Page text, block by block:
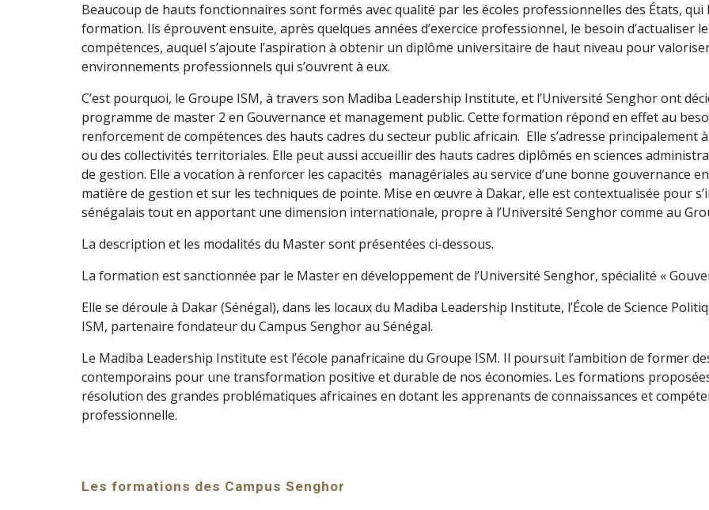
Beaucoup de hauts fonctionnaires sont formés avec qualité par les écoles professionnelles des États,
formation. Ils éprouvent ensuite, après quelques années d’exercice professionnel, le besoin d’actualiser
compétences, auquel s’ajoute l’aspiration à obtenir un diplôme universitaire de haut niveau pour
environnements professionnels qui s’ouvrent à eux.
C’est pourquoi, le Groupe ISM, à travers son Madiba Leadership Institute, et l’Université Senghor ont
programme de master 2 en Gouvernance et management public. Cette formation répond en effet au
renforcement de compétences des hauts cadres du secteur public africain. Elle s’adresse principalement
ou des collectivités territoriales. Elle peut aussi accueillir des hauts cadres diplômés en sciences
de gestion. Elle a vocation à renforcer les capacités managériales au service d’une bonne gouvernance
matière de gestion et sur les techniques de pointe. Mise en œuvre à Dakar, elle est contextualisée pour
sénégalais tout en apportant une dimension internationale, propre à l’Université Senghor comme au
La description et les modalités du Master sont présentées ci-dessous.
La formation est sanctionnée par le Master en développement de l’Université Senghor, spécialité «
Elle se déroule à Dakar (Sénégal), dans les locaux du Madiba Leadership Institute, l’École de Science
ISM, partenaire fondateur du Campus Senghor au Sénégal.
Le Madiba Leadership Institute est l’école panafricaine du Groupe ISM. Il poursuit l’ambition de former
contemporains pour une transformation positive et durable de nos économies. Les formations
résolution des grandes problématiques africaines en dotant les apprenants de connaissances et
professionnelle.
Les formations des Campus Senghor